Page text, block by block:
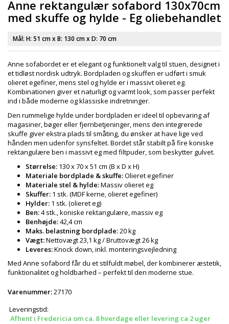
Anne rektangulær sofabord 130x70cm
med skuffe og hylde - Eg oliebehandlet
Mål: H: 51 cmx B: 130 cmx D: 70 cm
Anne sofabordet er et elegant og funktionelt valg til stuen, designet i
et tidløst nordisk udtryk. Bordpladen og skuffen er udført i smuk
olieret egefiner, mens stel og hylde er i massivt olieret eg.
Kombinationen giver et naturligt og varmt look, som passer perfekt
ind i både moderne og klassiske indretninger.
Den rummelige hylde under bordpladen er ideel til opbevaring af
magasiner, bøger eller fjernbetjeninger, mens den integrerede
skuffe giver ekstra plads til småting, du ønsker at have lige ved
hånden men udenfor synsfeltet. Bordet står stabilt på fire koniske
rektangulære ben i massivt eg med filtpuder, som beskytter gulvet.
Størrelse: 130 x 70 x 51 cm (B x D x H)
Materiale bordplade & skuffe:Olieret egefiner
Materiale stel & hylde:Massiv olieret eg
Skuffer: 1 stk. (MDF kerne, olieret egefiner)
Hylder: 1 stk. (olieret eg)
Ben:4 stk., koniske rektangulære, massiv eg
Benhøjde:42,4 cm
Maks. belastning bordplade:20 kg
Vægt:Nettovægt 23,1 kg / Bruttovægt 26 kg
Leveres:Knock down, inkl. monteringsvejledning
Med Anne sofabord får du et stilfuldt møbel, der kombinerer æstetik,
funktionalitet og holdbarhed – perfekt til den moderne stue.
Varenummer:27170
Leveringstid:
Afhent i Fredericia om ca. 8 hverdage eller levering ca 2 uger